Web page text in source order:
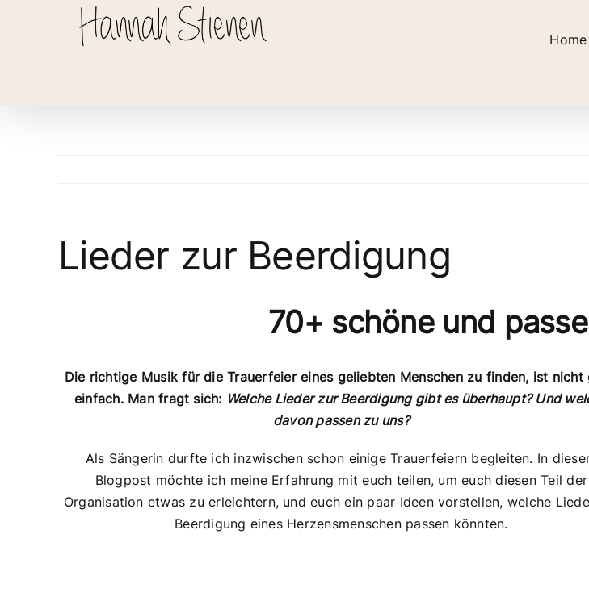
Home
Lieder zur Beerdigung
70+ schöne und
Die richtige Musik für die Trauerfeier eines geliebten Menschen zu finden, ist nicht
einfach. Man fragt sich: Welche Lieder zur Beerdigung gibt es überhaupt?Und
davon passen zu uns?
Als Sängerin durfte ich inzwischen schon einige Trauerfeiern begleiten. In
Blogpost möchte ich meine Erfahrung mit euch teilen, um euch diesen Teil der
Organisation etwas zu erleichtern, und euch ein paar Ideen vorstellen, welche
Beerdigung eines Herzensmenschen passen könnten.